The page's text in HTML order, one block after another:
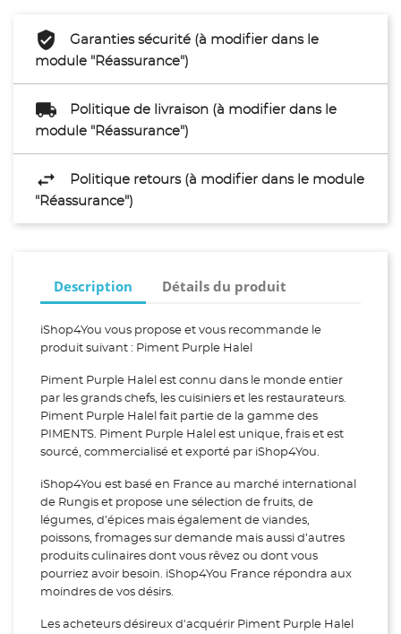
Garanties sécurité (à modifier dans le
module "Réassurance")
Politique de livraison (à modifier dans le
module "Réassurance")
Politique retours (à modifier dans le module
"Réassurance")
Description Détails du produit
iShop4You vous propose et vous recommande le
produit suivant : Piment Purple Halel
Piment Purple Halel est connu dans le monde entier
par les grands chefs, les cuisiniers et les restaurateurs.
Piment Purple Halel fait partie de la gamme des
PIMENTS. Piment Purple Halel est unique, frais et est
sourcé, commercialisé et exporté par iShop4You.
iShop4You est basé en France au marché international
de Rungis et propose une sélection de fruits, de
légumes, d’épices mais également de viandes,
poissons, fromages sur demande mais aussi d’autres
produits culinaires dont vous rêvez ou dont vous
pourriez avoir besoin. iShop4You France répondra aux
moindres de vos désirs.
Les acheteurs désireux d'acquérir Piment Purple Halel